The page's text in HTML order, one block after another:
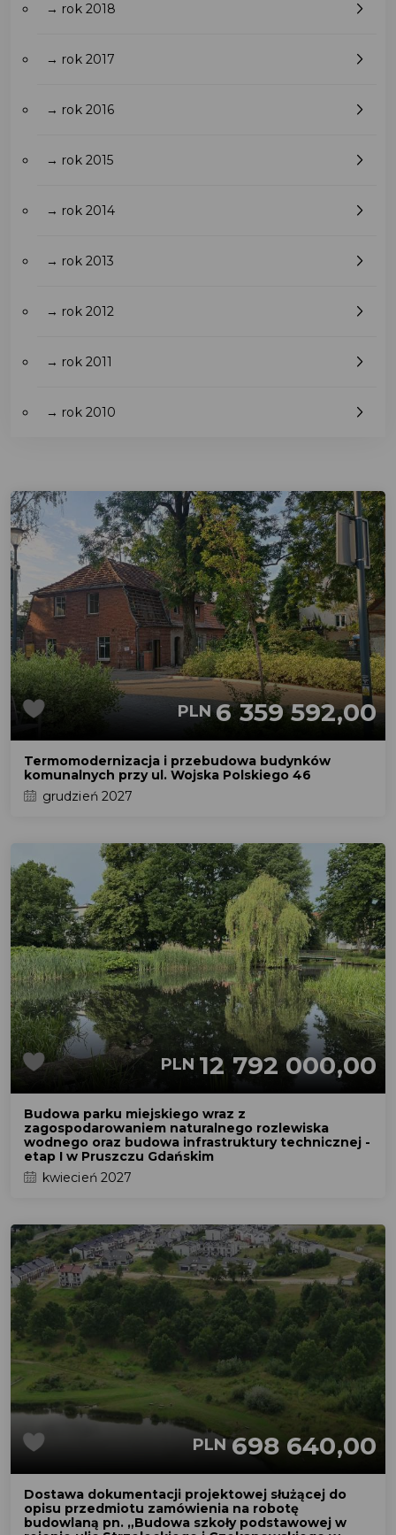
→ rok 2018
→ rok 2017
→ rok 2016
→ rok 2015
→ rok 2014
→ rok 2013
→ rok 2012
→ rok 2011
→ rok 2010
PLN6 359 592,00
Termomodernizacja i przebudowa budynków
komunalnych przy ul. Wojska Polskiego 46
grudzień 2027
PLN 12 792 000,00
Budowa parku miejskiego wraz z
zagospodarowaniem naturalnego rozlewiska
wodnego oraz budowa infrastruktury technicznej -
etap I w Pruszczu Gdańskim
kwiecień 2027
PLN698 640,00
Dostawa dokumentacji projektowej służącej do
opisu przedmiotu zamówienia na robotę
budowlaną pn. „Budowa szkoły podstawowej w